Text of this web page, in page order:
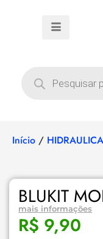
Início / HIDRAULICA
BLUKIT
mais informações
R$ 9,90